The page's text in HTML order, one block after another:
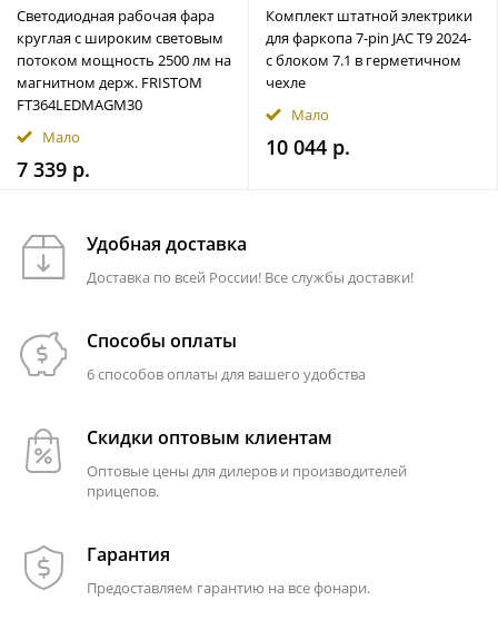
Светодиодная рабочая фара
круглая с широким световым
потоком мощность 2500 лм на
магнитном держ. FRISTOM
FT364LEDMAGM30
Мало
7 339 р.
Комплект штатной электрики
для фаркопа 7-pin JAC T9 2024-
с блоком 7.1 в герметичном
чехле
Мало
10 044 р.
Удобная доставка
Доставка по всей России! Все службы доставки!
Способы оплаты
6 способов оплаты для вашего удобства
Скидки оптовым клиентам
Оптовые цены для дилеров и производителей
прицепов.
Гарантия
Предоставляем гарантию на все фонари.